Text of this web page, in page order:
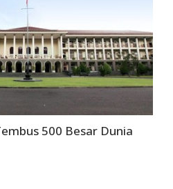
500 Besar Dunia